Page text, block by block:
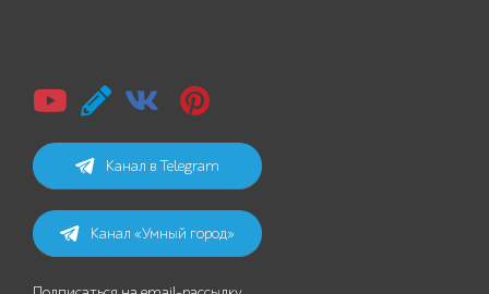
Канал в Telegram
Канал «Умный город»